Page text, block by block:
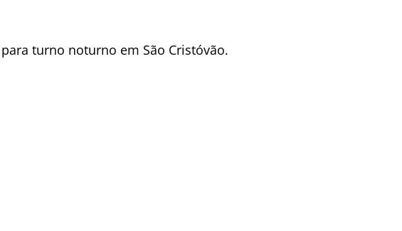
turno noturno em São Cristóvão.